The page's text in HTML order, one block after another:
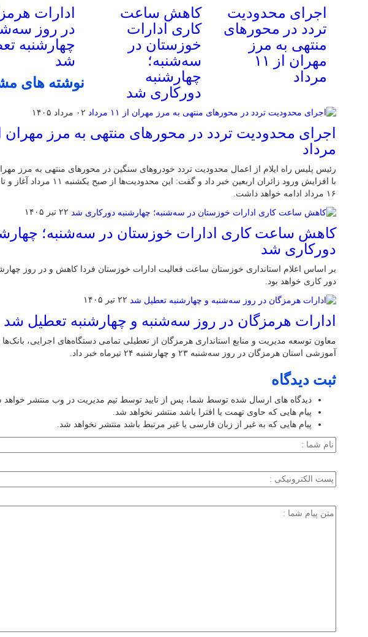
اجرای محدودیت
تردد در محورهای
منتهی به مرز
مهران از ۱۱
مرداد
کاهش ساعت
کاری ادارات
خوزستان در
سه‌شنبه؛
چهارشنبه
دورکاری شد
ادارات
در روز
چهارشنبه
شد
نوشته های
۰۲ مرداد ۱۴۰۵
مرداد
رئیس پلیس راه ایلام از اعمال محدودیت تردد خودروهای سنگین در محورهای منتهی به مرز
با افزایش ورود زائران اربعین خبر داد و گفت: این
۱۶ مرداد ادامه خواهد داشت.
۲۲ تیر ۱۴۰۵
کاهش ساعت کاری ادارات خوزستان در سه‌شنبه؛
دورکاری شد
بر اساس اعلام استانداری خوزستان ساعت فعالیت ادارات خوزستان فردا کاهش و در روز
دور کاری خواهد بود.
۲۲ تیر ۱۴۰۵
ادارات هرمزگان در روز سه‌شنبه و چهارشنبه تعطیل شد
معاون توسعه مدیریت و منابع استانداری هرمزگان از تعطیلی تمامی دستگاه‌های اجرایی، بانک‌ها
آموزشی استان هرمزگان در روز سه‌شنبه ۲۳ و چهارشنبه ۲۴ تیرماه خبر داد.
ثبت دیدگاه
دیدگاه های ارسال شده توسط شما، پس از تایید توسط تیم مدیریت در وب منتشر خواهد
پیام هایی که حاوی تهمت یا افترا باشد منتشر نخواهد شد.
پیام هایی که به غیر از زبان فارسی یا غیر مرتبط باشد منتشر نخواهد شد.